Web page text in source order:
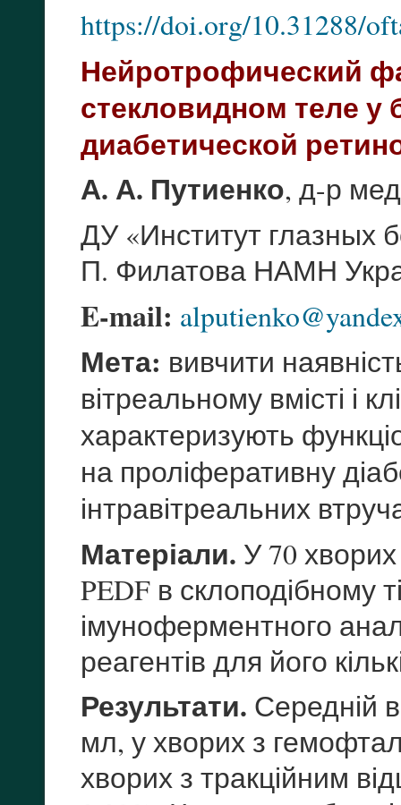
https://doi.org/10.31288/
Нейротрофический
стекловидном теле
диабетической
А. А. Путиенко, д-р
ДУ «Институт глазных
П. Филатова НАМН
E-mail:
Мета: вивчити
вітреальному вмісті і
характеризують
на проліферативну
інтравітреальних
Матеріали. У 70
PEDF в склоподібному
імуноферментного
реагентів для його
Результати. Середній
мл, у хворих з
хворих з тракційним